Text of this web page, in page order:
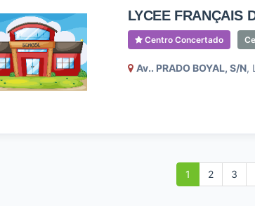
LYCEE FRANÇAIS
Centro Concertado
Av.. PRADO BOYAL, S/N,
1 2 3